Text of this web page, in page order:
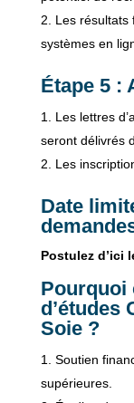
Les résultats
systèmes en
Étape 5 :
Les lettres
seront délivrés
Les
Date
Postulez d’ici
Pourquoi
d’études
Soie ?
Soutien
supérieures.